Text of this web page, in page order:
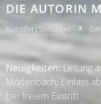
DIE AUTORIN
Künstler| Sonstiges
Neuigkeiten: Lesung
Mörlenbach; Einlass
bei freiem Eintritt